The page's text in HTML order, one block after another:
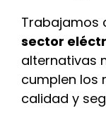
Trabajamos
sector
alternativas
cumplen los
calidad y